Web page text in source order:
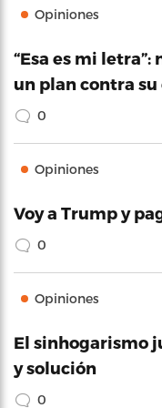
Opiniones
“Esa es mi
un plan contra su
0
Opiniones
Voy a Trump y
0
Opiniones
El sinhogarismo
y solución
0